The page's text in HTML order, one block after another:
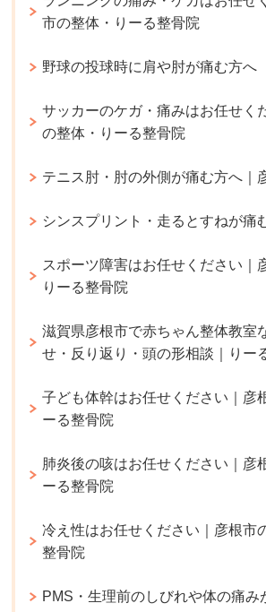
市の整体・りーる整骨院
野球の投球時に肩や肘が痛む方へ
サッカーのケガ・痛みはお任せく
の整体・りーる整骨院
テニス肘・肘の外側が痛む方へ｜
シンスプリント・走るとすねが痛
スポーツ障害はお任せください｜
りーる整骨院
滋賀県彦根市で赤ちゃん整体教室
せ・反り返り・頭の形相談｜りー
子ども体幹はお任せください｜彦
ーる整骨院
肺炎後の咳はお任せください｜彦
ーる整骨院
冷え性はお任せください｜彦根市
整骨院
PMS・生理前のしびれや体の痛み